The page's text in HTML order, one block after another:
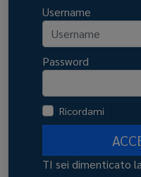
Username
Password
Ricordami
TI sei dimenticato